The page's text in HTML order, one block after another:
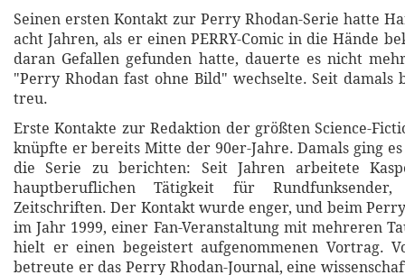
Seinen ersten Kontakt zur Perry Rhodan-Serie hatte
acht Jahren, als er einen PERRY-Comic in die Hände
daran Gefallen gefunden hatte, dauerte es nicht
"Perry Rhodan fast ohne Bild" wechselte. Seit damals
treu.
Erste Kontakte zur Redaktion der größten Science-
knüpfte er bereits Mitte der 90er-Jahre. Damals ging
die Serie zu berichten: Seit Jahren arbeitete
hauptberuflichen Tätigkeit für
Zeitschriften. Der Kontakt wurde enger, und beim
im Jahr 1999, einer Fan-Veranstaltung mit mehreren
hielt er einen begeistert aufgenommenen Vortrag.
betreute er das Perry Rhodan-Journal, eine